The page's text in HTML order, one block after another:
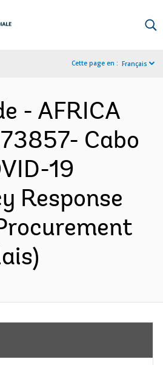
Cette page en : Français
- AFRICA
Cabo
19
Response